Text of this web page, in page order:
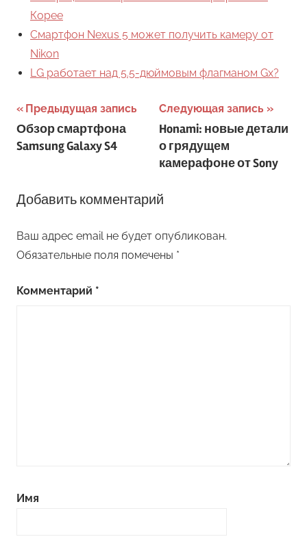
Корее
Смартфон Nexus 5 может получить камеру от
Nikon
LG работает над 5.5-дюймовым флагманом Gx?
Навигация
по
Предыдущая запись
Обзор смартфона
Samsung Galaxy S4
Следующая запись
Honami: новые детали
о грядущем
камерафоне от Sony
Добавить комментарий
Ваш адрес email не будет опубликован.
Обязательные поля помечены *
Комментарий *
Имя